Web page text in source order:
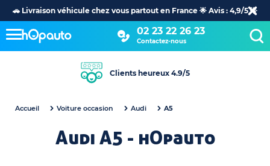
🚗 Livraison véhicule chez vous partout en France 🌟 Avis : 4,9/5 🌟
02 23 22 26 23
Contactez-nous
Clients heureux 4.9/5
Accueil Voiture occasion Audi A5
Audi A5 - hOpauto